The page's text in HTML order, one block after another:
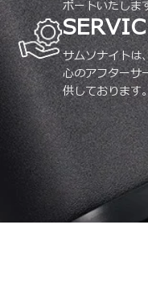
ポートいたしま
サムソナイトは
心のアフターサ
供しております